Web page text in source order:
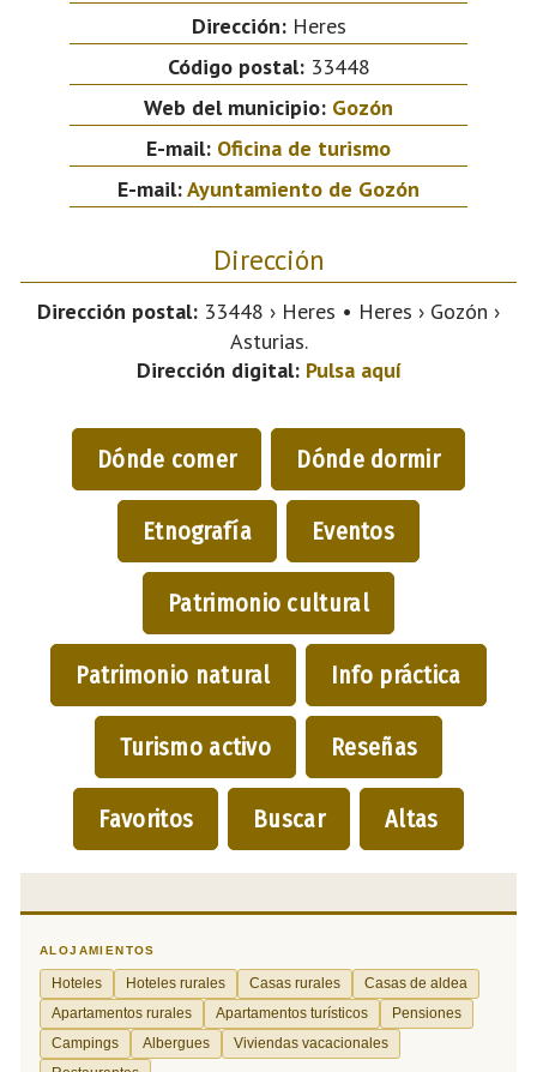
Dirección:Heres
Código postal:33448
Web del municipio: Gozón
E-mail: Oficina de turismo
E-mail:Ayuntamiento de Gozón
Dirección
Dirección postal: 33448 › Heres • Heres › Gozón ›
Asturias.
Dirección digital: Pulsa aquí
Dónde comer Dónde dormir
Etnografía Eventos
Patrimonio cultural
Patrimonio natural Info práctica
Turismo activo Reseñas
Favoritos Buscar Altas